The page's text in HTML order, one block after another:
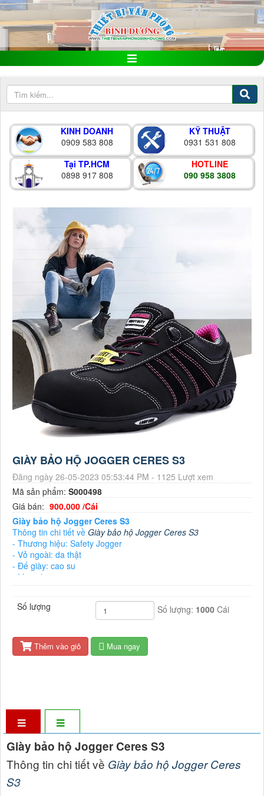
KINH DOANH
0909 583 808
KỸ THUẬT
0931 531 808
Tại TP.HCM
0898 917 808
HOTLINE
090 958 3808
GIÀY BẢO HỘ JOGGER CERES S3
Đăng ngày 26-05-2023 05:53:44 PM - 1125 Lượt xem
Mã sản phẩm: S000498
Giá bán: 900.000 /Cái
Giày bảo hộ Jogger Ceres S3
Thông tin chi tiết về Giày bảo hộ Jogger Ceres S3
- Thương hiệu: Safety Jogger
- Vỏ ngoài: da thật
- Đế giày: cao su
- Mũi giày: composite
- Mặt trong: lưới nylon
- Miếng lót: E.V.A
- Size: EU 36-42 / UK 3.5-12
- Ứng dụng: Đi phượt, đạp xe đạp, dùng trong công trình xây
dựng, xưởng cơ khí, nhà xưởng, hầm mỏ....
Số lượng Số lượng: 1000 Cái
Thêm vào giỏ Mua ngay
Giày bảo hộ Jogger Ceres S3
Thông tin chi tiết về Giày bảo hộ Jogger Ceres
S3